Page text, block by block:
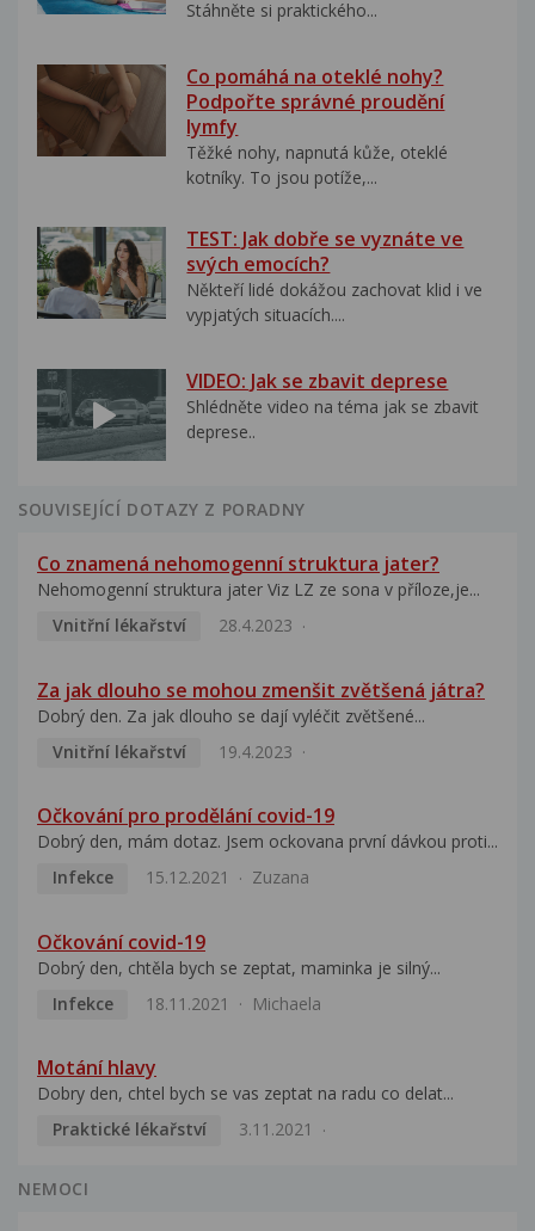
Stáhněte si praktického...
Co pomáhá na oteklé nohy?
Podpořte správné proudění
lymfy
Těžké nohy, napnutá kůže, oteklé
kotníky. To jsou potíže,...
TEST: Jak dobře se vyznáte ve
svých emocích?
Někteří lidé dokážou zachovat klid i ve
vypjatých situacích....
VIDEO: Jak se zbavit deprese
Shlédněte video na téma jak se zbavit
deprese..
SOUVISEJÍCÍ DOTAZY Z PORADNY
Co znamená nehomogenní struktura jater?
Nehomogenní struktura jater Viz LZ ze sona v příloze,je...
Vnitřní lékařství
28.4.2023
Za jak dlouho se mohou zmenšit zvětšená játra?
Dobrý den. Za jak dlouho se dají vyléčit zvětšené...
Vnitřní lékařství
19.4.2023
Očkování pro prodělání covid-19
Dobrý den, mám dotaz. Jsem ockovana první dávkou proti...
Infekce
15.12.2021 Zuzana
Očkování covid-19
Dobrý den, chtěla bych se zeptat, maminka je silný...
Infekce
18.11.2021 Michaela
Motání hlavy
Dobry den, chtel bych se vas zeptat na radu co delat...
Praktické lékařství
3.11.2021
NEMOCI